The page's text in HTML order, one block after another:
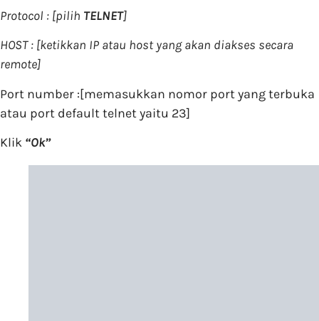
Protocol : [pilih TELNET]
HOST : [ketikkan IP atau host yang akan diakses secara
remote]
Port number :[memasukkan nomor port yang terbuka
atau port default telnet yaitu 23]
Klik “Ok”